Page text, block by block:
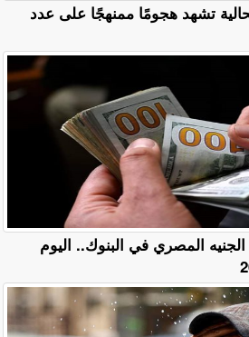
تشهد هجومًا ممنهجًا على عدد
المصري في البنوك.. اليوم